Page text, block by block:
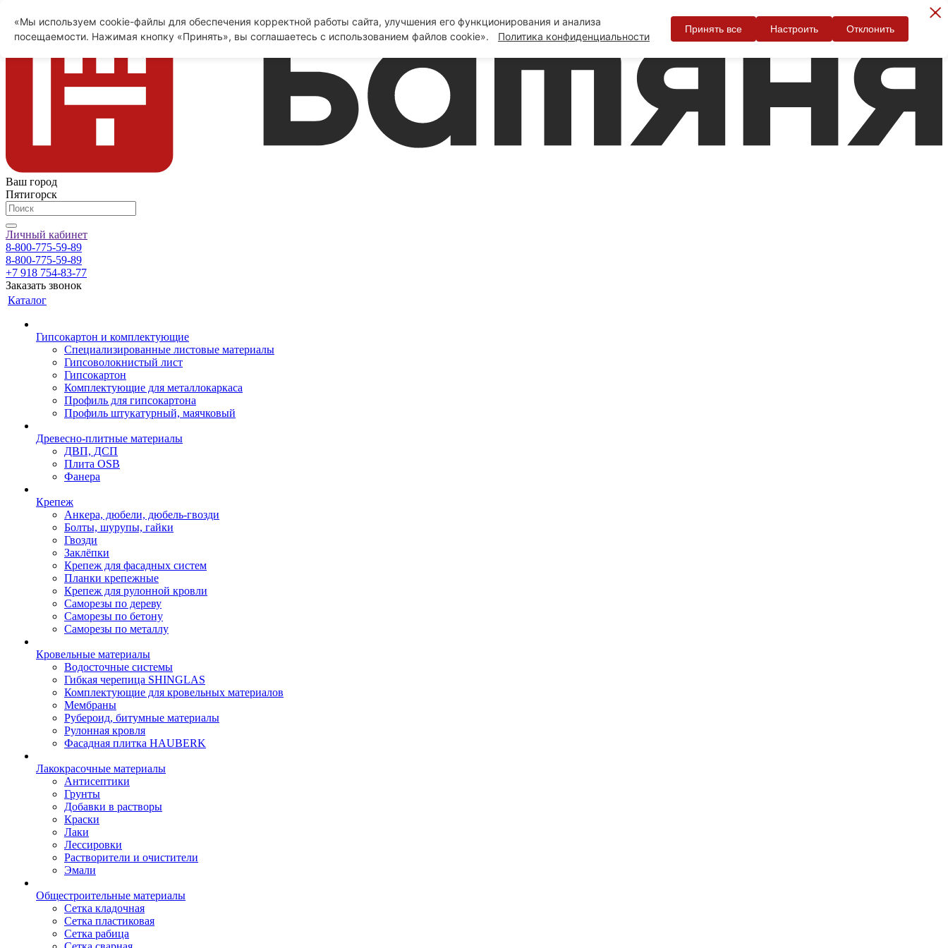
Ваш город
Пятигорск
Личный кабинет
8-800-775-59-89
8-800-775-59-89
+7 918 754-83-77
Заказать звонок
Каталог
Гипсокартон и комплектующие
Специализированные листовые материалы
Гипсоволокнистый лист
Гипсокартон
Комплектующие для металлокаркаса
Профиль для гипсокартона
Профиль штукатурный, маячковый
Древесно-плитные материалы
ДВП, ДСП
Плита OSB
Фанера
Крепеж
Анкера, дюбели, дюбель-гвозди
Болты, шурупы, гайки
Гвозди
Заклёпки
Крепеж для фасадных систем
Планки крепежные
Крепеж для рулонной кровли
Саморезы по дереву
Саморезы по бетону
Саморезы по металлу
Кровельные материалы
Водосточные системы
Гибкая черепица SHINGLAS
Комплектующие для кровельных материалов
Мембраны
Рубероид, битумные материалы
Рулонная кровля
Фасадная плитка HAUBERK
Лакокрасочные материалы
Антисептики
Грунты
Добавки в растворы
Краски
Лаки
Лессировки
Растворители и очистители
Эмали
Общестроительные материалы
Сетка кладочная
Сетка пластиковая
Сетка рабица
«Мы используем cookie-файлы для обеспечения корректной работы сайта, улучшения его функционирования и анализа
посещаемости. Нажимая кнопку «Принять», вы соглашаетесь с использованием файлов cookie».
Политика конфиденциальности
Принять все Настроить Отклонить